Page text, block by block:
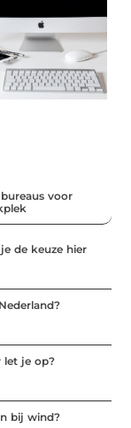
voor
de keuze hier
let je op?
bij wind?